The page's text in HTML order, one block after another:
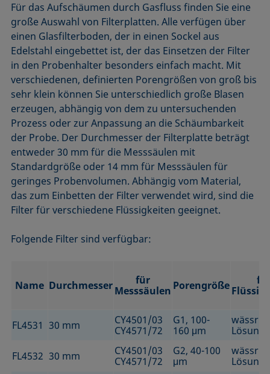
Für das Aufschäumen durch Gasfluss finden Sie eine
große Auswahl von Filterplatten. Alle verfügen über
einen Glasfilterboden, der in einen Sockel aus
Edelstahl eingebettet ist, der das Einsetzen der Filter
in den Probenhalter besonders einfach macht. Mit
verschiedenen, definierten Porengrößen von groß bis
sehr klein können Sie unterschiedlich große Blasen
erzeugen, abhängig von dem zu untersuchenden
Prozess oder zur Anpassung an die Schäumbarkeit
der Probe. Der Durchmesser der Filterplatte beträgt
entweder 30 mm für die Messsäulen mit
Standardgröße oder 14 mm für Messsäulen für
geringes Probenvolumen. Abhängig vom Material,
das zum Einbetten der Filter verwendet wird, sind die
Filter für verschiedene Flüssigkeiten geeignet.
Folgende Filter sind verfügbar:
Name Durchmesser
für
Messsäulen Porengröße
FL4531 30 mm
CY4501/03
CY4571/72
G1, 100-
160 μm
FL4532 30 mm
CY4501/03
CY4571/72
G2, 40-100
μm